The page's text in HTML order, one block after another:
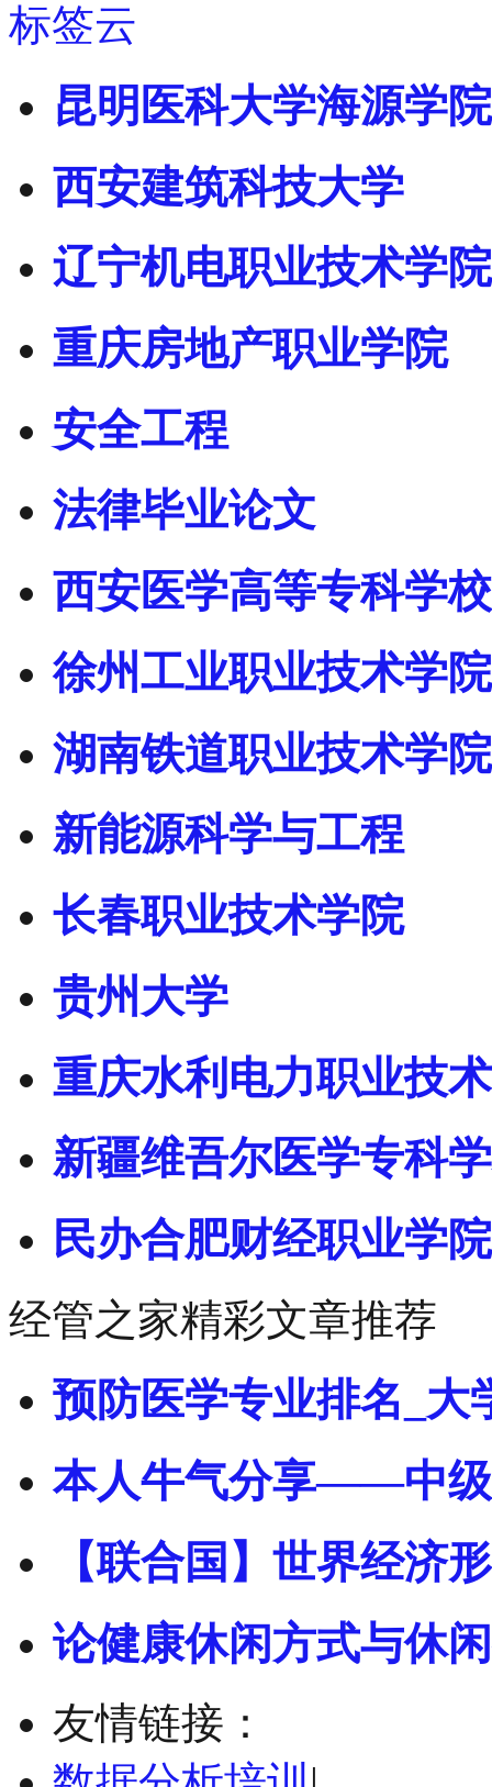
标签云
昆明医科大学海源学院
西安建筑科技大学
辽宁机电职业技术学院
重庆房地产职业学院
安全工程
法律毕业论文
西安医学高等专科学校
徐州工业职业技术学院
湖南铁道职业技术学院
新能源科学与工程
长春职业技术学院
贵州大学
重庆水利电力职业技
新疆维吾尔医学专科
民办合肥财经职业学院
经管之家精彩文章推荐
预防医学专业排名_大
本人牛气分享——中
【联合国】世界经济
论健康休闲方式与休
友情链接：